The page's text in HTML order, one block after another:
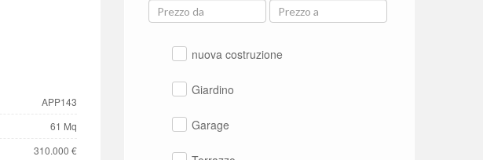
APP143
61 Mq
310.000 €
nuova costruzione
Giardino
Garage